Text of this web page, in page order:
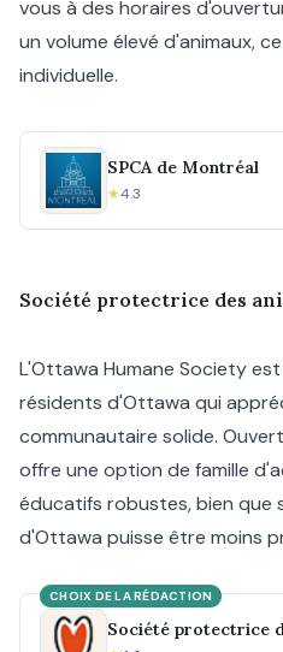
vous à des horaires
un volume élevé d'animaux,
individuelle.
SPCA de Montréal
★4.3
Société protectrice des
L'Ottawa Humane Society
résidents d'Ottawa qui
communautaire solide.
offre une option de famille
éducatifs robustes, bien que
d'Ottawa puisse être moins
CHOIX DE LA RÉDACTION
Société protectrice